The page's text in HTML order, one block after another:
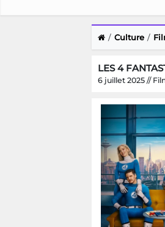
Culture
LES 4
6 juillet 2025 //